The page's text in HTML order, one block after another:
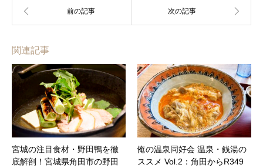
関連記事
宮城の注目食材・野田鴨を徹
底解剖！宮城県角田市の野田
俺の温泉同好会 温泉・銭湯の
ススメ Vol.2：角田からR349